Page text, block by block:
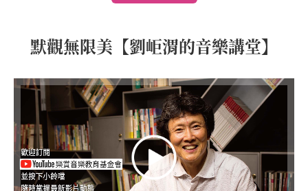
默觀無限美【劉岠渭的音樂講堂】